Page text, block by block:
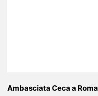
Ambasciata Ceca a Roma